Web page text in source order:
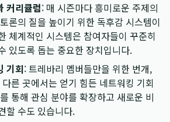
커리큘럼: 매 시즌마다 흥미로운 주제의
론의 질을 높이기 위한 독후감 시스템이
체계적인 시스템은 참여자들이 꾸준히
있도록 돕는 중요한 장치입니다.
기회: 트레바리 멤버들만을 위한 번개,
른 곳에서는 얻기 힘든 네트워킹 기회
통해 관심 분야를 확장하고 새로운 비
할 수도 있습니다.